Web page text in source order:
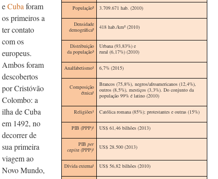
População² 3.709.671 hab. (2010)
Densidade
demográfica²
418 hab./km² (2010)
Distribuição
da população³
Urbana (93,83%) e
rural (6,17%) (2010)
Analfabetismo¹ 6,7% (2015)
Composição
étnica¹
Brancos (75,8%), negros/afroamericanos (12,4%),
outros (8,5%), mestiços (3,3%). Do conjunto da
população 99% é latino (2010)
Religiões¹ Católica romana (85%); protestantes e outras (15%)
PIB (PPP)¹ US$ 61,46 bilhões (2013)
PIBper
capita(PPP)¹ US$ 28.500 (2013)
Dívida externa¹ US$ 56,82 bilhões (2010)
eCuba foram
os primeiros a
ter contato
com os
europeus.
Ambos foram
descobertos
por Cristóvão
Colombo: a
ilha de Cuba
em 1492, no
decorrer de
sua primeira
viagem ao
Novo Mundo,